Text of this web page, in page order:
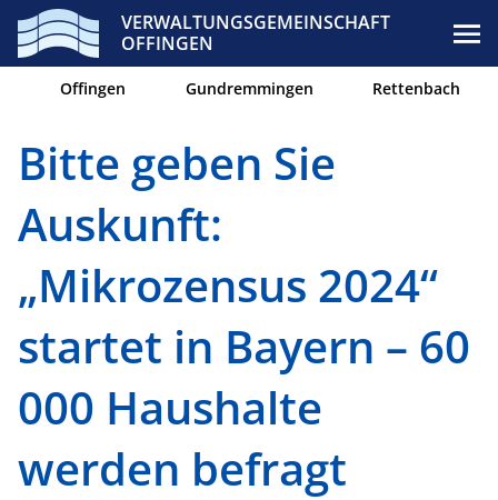
VERWALTUNGSGEMEINSCHAFT
OFFINGEN
Offingen Gundremmingen Rettenbach
Bitte geben Sie
Auskunft:
„Mikrozensus 2024“
startet in Bayern – 60
000 Haushalte
werden befragt